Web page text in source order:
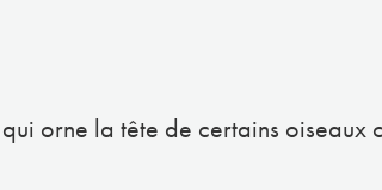
orne la tête de certains oiseaux